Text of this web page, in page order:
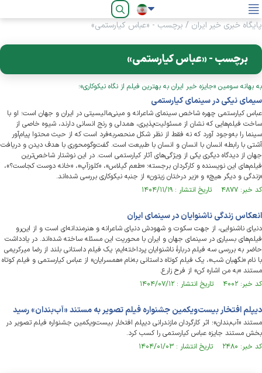
فارسی
پایگاه خبری خیر ایران / برچسب - «عباس کیارستمی»
برچسب - «عباس کیارستمی»
به بهانه سومین «جایزه خیر ایران به بهترین فیلم از نگاه نیکوکاری»؛
سیمای نیکی در سینمای کیارستمی
عباس کیارستمی چهره شاخص سینمای شاعرانه و مینی‌مالیسیتی در ایران و جهان است؛ او با
ساخت فیلم‌هایی که نشان از مسئولیت‌پذیری، همدلی و رنج انسانی دارند، شیوه خاصی از
سینما را به‌وجود آورد که نه فقط از نظر شکل منحصربه‌فرد است که از حیث محتوا پیام‌آور
آشتی با رابطه انسان با انسان و انسان با طبیعت است. گفت‌وگومحوری با هدف دیدن و دریافت
جهان از دیدگاه دیگری یکی از ویژگی‌های آثار کیارستمی است. در این نوشتار شاخص‌ترین
فیلم‌های این نویسنده و کارگردان برجسته؛ «طعم گیلاس»، «کلوزآپ»، «خانه دوست کجاست؟»،
«زندگی و دیگر هیچ» و «زیر درختان زیتون» از جنبه نیکوکاری بررسی شده‌اند.
کد خبر: ۴۸۷۷ تاریخ انتشار : ۱۴۰۴/۱۱/۱۹
انعکاس زندگی ناشنوایان در سینمای ایران
دنیای ناشنوایی، از جهت سکوت و شهودش دنیای شاعرانه و هنرمندانه‌ای است و از این‌رو
فیلم‌های بسیاری در سینمای جهان و ایران با محوریت این مسئله ساخته شده‌اند. در یادداشت
حاضر به بررسی سه فیلم دربارۀ ناشنوایان پرداخته‌ایم؛ یک فیلم داستانی بلند از رضا میرکریمی
با نام «نگهبان شب»، یک فیلم کوتاه داستانی به‌نام «همسرایان» از عباس کیارستمی و فیلم کوتاه
مستند «به من اشاره کن» از فرح زارع.
کد خبر: ۴۰۰۲ تاریخ انتشار : ۱۴۰۴/۰۷/۱۲
دیپلم افتخار بیست‌ویکمین جشنواره فیلم تصویر به مستند «آب‌بندان» رسید
مستند «آب‌بندان»؛ اثر کارگردان مازندرانی دیپلم افتخار بیست‌ویکمین جشنواره فیلم تصویر در
بخش مستند جایزه عباس کیارستمی را کسب کرد.
کد خبر: ۲۴۸۰ تاریخ انتشار : ۱۴۰۴/۰۱/۰۳